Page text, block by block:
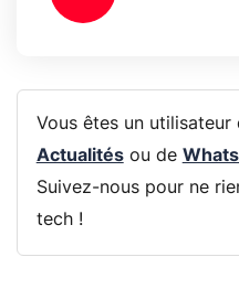
Vous êtes un utilisateur
Actualitésou de
Suivez-nous pour ne
tech !